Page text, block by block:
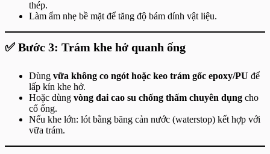
thép.
Làm ẩm nhẹ bề mặt để tăng độ bám dính vật liệu.
✅ Bước 3: Trám khe hở quanh ống
Dùng vữa không co ngót hoặc keo trám gốc epoxy/PU để
lấp kín khe hở.
Hoặc dùng vòng đai cao su chống thấm chuyên dụng cho
cổ ống.
Nếu khe lớn: lót bằng băng cản nước (waterstop) kết hợp với
vữa trám.